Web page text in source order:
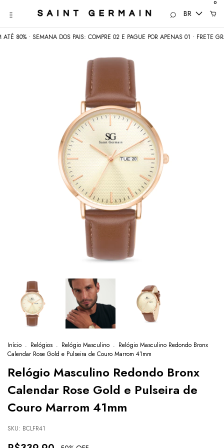
BR
0
• SEMANA DOS PAIS: COMPRE 02 E PAGUE POR APENAS 01 • FRETE
Início . Relógios . Relógio Masculino . Relógio Masculino Redondo Bronx
Calendar Rose Gold e Pulseira de Couro Marrom 41mm
Relógio Masculino Redondo Bronx
Calendar Rose Gold e Pulseira de
Couro Marrom 41mm
SKU: BCLFR41